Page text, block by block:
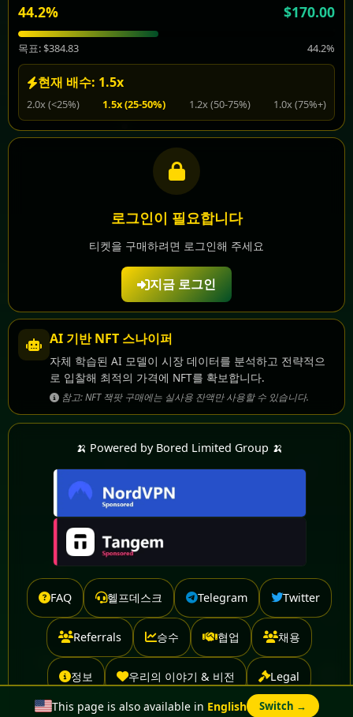
44.2% $170.00
목표: $384.83 44.2%
현재 배수: 1.5x
2.0x (<25%) 1.5x (25-50%) 1.2x (50-75%) 1.0x (75%+)
로그인이 필요합니다
티켓을 구매하려면 로그인해 주세요
지금 로그인
AI 기반 NFT 스나이퍼
자체 학습된 AI 모델이 시장 데이터를 분석하고 전략적으
로 입찰해 최적의 가격에 NFT를 확보합니다.
참고: NFT 잭팟 구매에는 실사용 잔액만 사용할 수 있습니다.
🍌 Powered by Bored Limited Group 🍌
FAQ 헬프데스크 Telegram Twitter
Referrals 승수 협업 채용
정보 우리의 이야기 & 비전 Legal
This page is also available in English Switch →